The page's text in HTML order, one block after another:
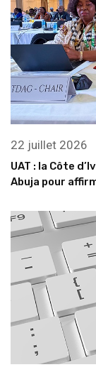
22 juillet 2026
UAT : la Côte
Abuja pour